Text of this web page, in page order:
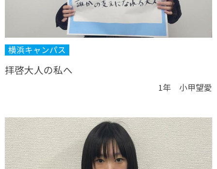
横浜キャンパス
拝啓大人の私へ
1年 小甲望愛